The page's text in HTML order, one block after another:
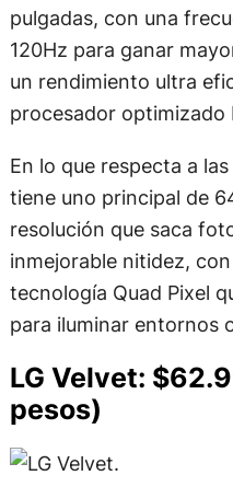
pulgadas, con una
120Hz para ganar
un rendimiento ultra
procesador optimizado
En lo que respecta a
tiene uno principal de
resolución que saca
inmejorable nitidez,
tecnología Quad Pixel
para iluminar entornos
LG Velvet:
pesos)